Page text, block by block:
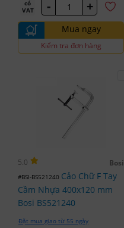
có
VAT
- +
Mua ngay
Kiểm tra đơn hàng
5.0 Bosi
#BSI-BS521240 Cảo Chữ F Tay
Cầm Nhựa 400x120 mm
Bosi BS521240
Đặt mua giao từ 55 ngày